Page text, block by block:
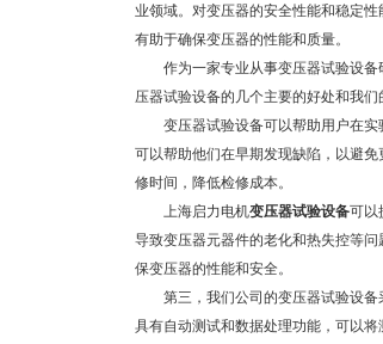
业领域。对变压器的安全性能和稳定
有助于确保变压器的性能和质量。
作为一家专业从事变压器试验设备
压器试验设备的几个主要的好处和我们
变压器试验设备可以帮助用户在实
可以帮助他们在早期发现缺陷，以避
修时间，降低检修成本。
上海启力电机变压器试验设备可以
导致变压器元器件的老化和热失控等
保变压器的性能和安全。
第三，我们公司的变压器试验设备
具有自动测试和数据处理功能，可以